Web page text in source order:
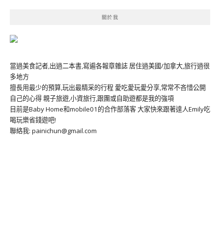
關於我
當過美食記者,出過二本書,寫遍各報章雜誌 居住過美國/加拿大,旅行過很
多地方
擅長用最少的預算,玩出最精采的行程 愛吃愛玩愛分享,常常不吝惜公開
自己的心得 親子旅遊,小資旅行,跟團或自助遊都是我的強項
目前是Baby Home和mobile01的合作部落客 大家快來跟著達人Emily吃
喝玩樂省錢遊吧!
聯絡我: painichun@gmail.com